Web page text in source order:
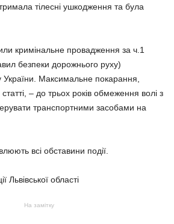
тілесні ушкодження та була
кримінальне провадження за ч.1
безпеки дорожнього руху)
України. Максимальне покарання,
– до трьох років обмеження волі з
транспортними засобами на
всі обставини події.
Львівської області
На замітку